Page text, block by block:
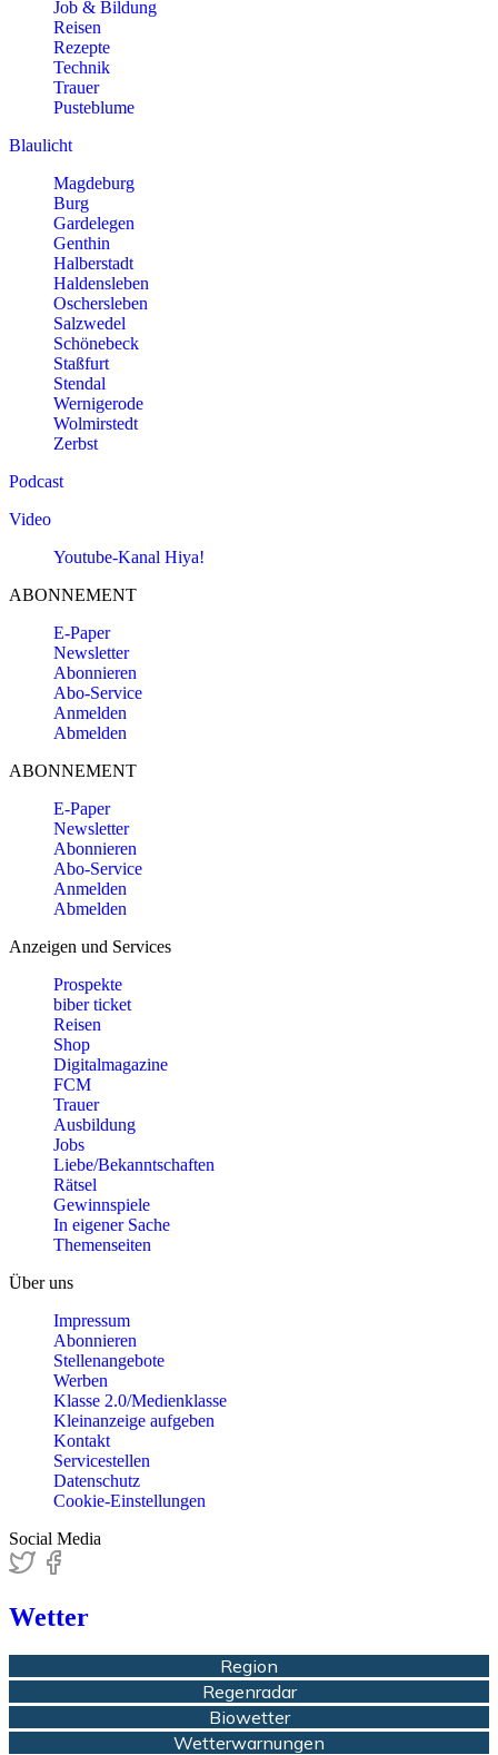
Job & Bildung
Reisen
Rezepte
Technik
Trauer
Pusteblume
Blaulicht
Magdeburg
Burg
Gardelegen
Genthin
Halberstadt
Haldensleben
Oschersleben
Salzwedel
Schönebeck
Staßfurt
Stendal
Wernigerode
Wolmirstedt
Zerbst
Podcast
Video
Youtube-Kanal Hiya!
ABONNEMENT
E-Paper
Newsletter
Abonnieren
Abo-Service
Anmelden
Abmelden
ABONNEMENT
E-Paper
Newsletter
Abonnieren
Abo-Service
Anmelden
Abmelden
Anzeigen und Services
Prospekte
biber ticket
Reisen
Shop
Digitalmagazine
FCM
Trauer
Ausbildung
Jobs
Liebe/Bekanntschaften
Rätsel
Gewinnspiele
In eigener Sache
Themenseiten
Über uns
Impressum
Abonnieren
Stellenangebote
Werben
Klasse 2.0/Medienklasse
Kleinanzeige aufgeben
Kontakt
Servicestellen
Datenschutz
Cookie-Einstellungen
Social Media
Wetter
Region
Regenradar
Biowetter
Wetterwarnungen